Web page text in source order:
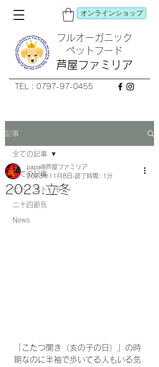
フルオーガニック
​ペットフード
芦屋ファミリア
TEL：0797-97-0455
オンラインショップ
記事
全ての記事
ヒト・コト・モノ
二十四節気
News
全ての記事
2023.立冬
papa@芦屋ファミリア
2023年11月8日 読了時間: 1分
「こたつ開き（亥の子の日）」の時
期なのに半袖で歩いてる人もいる気